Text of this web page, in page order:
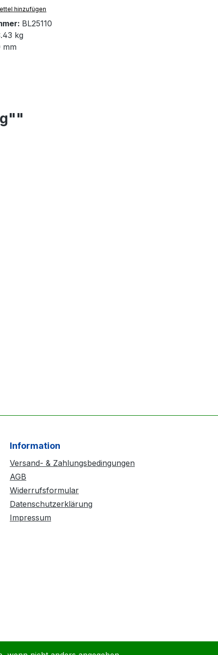
hinzufügen
BL25110
kg
mm
Information
Versand- & Zahlungsbedingungen
AGB
Widerrufsformular
Datenschutzerklärung
Impressum